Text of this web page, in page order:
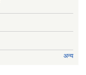
अन्य